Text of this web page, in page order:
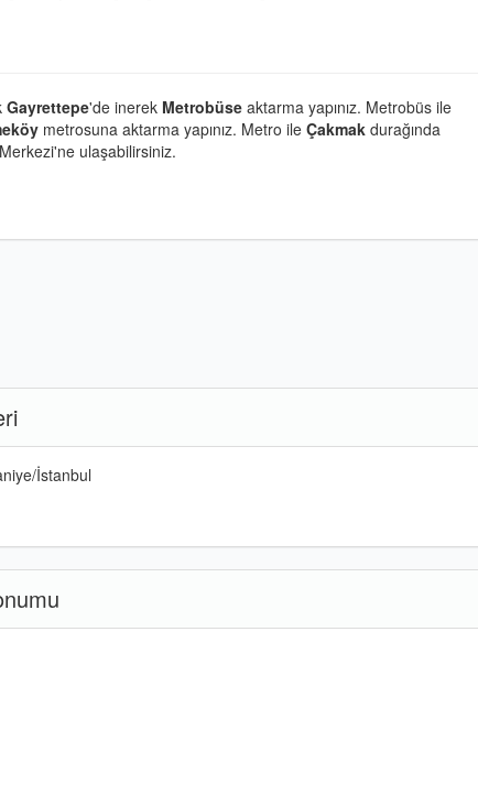
Gayrettepe'de inerek Metrobüse aktarma yapınız. Metrobüs ile
metrosuna aktarma yapınız. Metro ile Çakmak durağında
ulaşabilirsiniz.
İstanbul